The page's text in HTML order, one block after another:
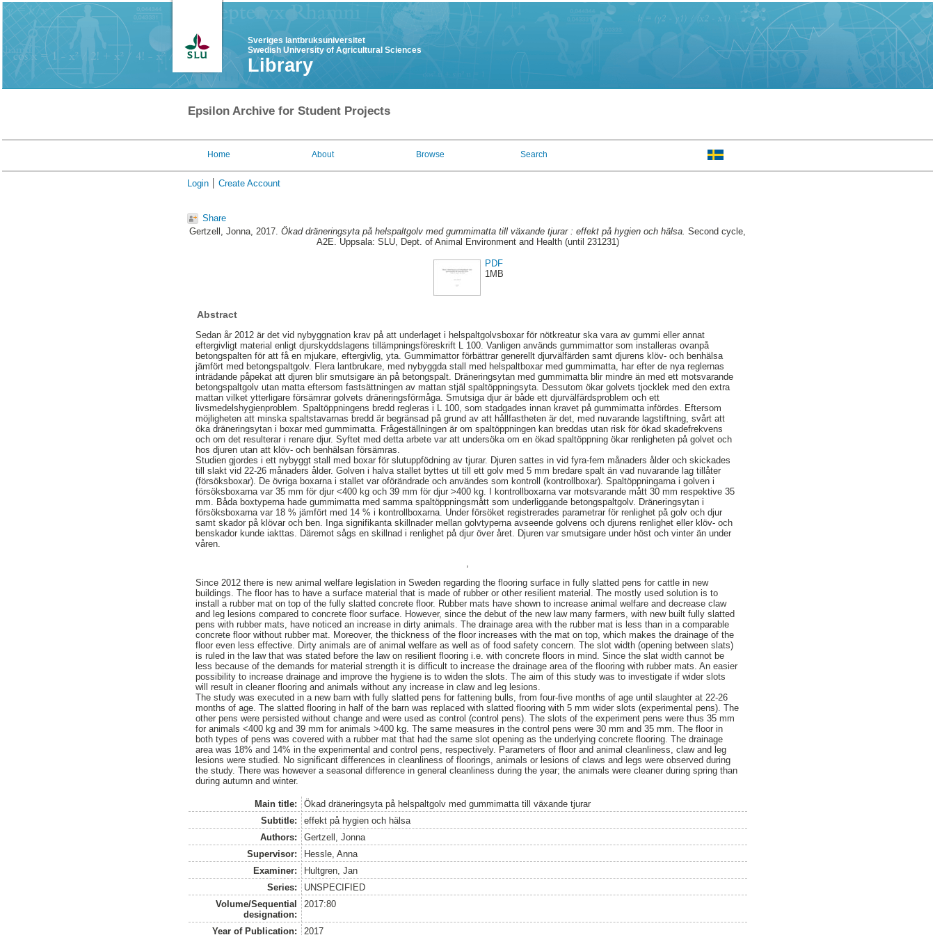
Sveriges lantbruksuniversitet
Swedish University of Agricultural Sciences
Library
Epsilon Archive for Student Projects
Home About Browse Search
Login Create Account
Share
Gertzell, Jonna, 2017. Ökad dräneringsyta på helspaltgolv med gummimatta till växande tjurar : effekt på hygien och hälsa. Second cycle,
A2E. Uppsala: SLU, Dept. of Animal Environment and Health (until 231231)
PDF
1MB
Abstract
Sedan år 2012 är det vid nybyggnation krav på att underlaget i helspaltgolvsboxar för nötkreatur ska vara av gummi eller annat
eftergivligt material enligt djurskyddslagens tillämpningsföreskrift L 100. Vanligen används gummimattor som installeras ovanpå
betongspalten för att få en mjukare, eftergivlig, yta. Gummimattor förbättrar generellt djurvälfärden samt djurens klöv- och benhälsa
jämfört med betongspaltgolv. Flera lantbrukare, med nybyggda stall med helspaltboxar med gummimatta, har efter de nya reglernas
inträdande påpekat att djuren blir smutsigare än på betongspalt. Dräneringsytan med gummimatta blir mindre än med ett motsvarande
betongspaltgolv utan matta eftersom fastsättningen av mattan stjäl spaltöppningsyta. Dessutom ökar golvets tjocklek med den extra
mattan vilket ytterligare försämrar golvets dräneringsförmåga. Smutsiga djur är både ett djurvälfärdsproblem och ett
livsmedelshygienproblem. Spaltöppningens bredd regleras i L 100, som stadgades innan kravet på gummimatta infördes. Eftersom
möjligheten att minska spaltstavarnas bredd är begränsad på grund av att hållfastheten är det, med nuvarande lagstiftning, svårt att
öka dräneringsytan i boxar med gummimatta. Frågeställningen är om spaltöppningen kan breddas utan risk för ökad skadefrekvens
och om det resulterar i renare djur. Syftet med detta arbete var att undersöka om en ökad spaltöppning ökar renligheten på golvet och
hos djuren utan att klöv- och benhälsan försämras.
Studien gjordes i ett nybyggt stall med boxar för slutuppfödning av tjurar. Djuren sattes in vid fyra-fem månaders ålder och skickades
till slakt vid 22-26 månaders ålder. Golven i halva stallet byttes ut till ett golv med 5 mm bredare spalt än vad nuvarande lag tillåter
(försöksboxar). De övriga boxarna i stallet var oförändrade och användes som kontroll (kontrollboxar). Spaltöppningarna i golven i
försöksboxarna var 35 mm för djur <400 kg och 39 mm för djur >400 kg. I kontrollboxarna var motsvarande mått 30 mm respektive 35
mm. Båda boxtyperna hade gummimatta med samma spaltöppningsmått som underliggande betongspaltgolv. Dräneringsytan i
försöksboxarna var 18 % jämfört med 14 % i kontrollboxarna. Under försöket registrerades parametrar för renlighet på golv och djur
samt skador på klövar och ben. Inga signifikanta skillnader mellan golvtyperna avseende golvens och djurens renlighet eller klöv- och
benskador kunde iakttas. Däremot sågs en skillnad i renlighet på djur över året. Djuren var smutsigare under höst och vinter än under
våren.
Since 2012 there is new animal welfare legislation in Sweden regarding the flooring surface in fully slatted pens for cattle in new
buildings. The floor has to have a surface material that is made of rubber or other resilient material. The mostly used solution is to
install a rubber mat on top of the fully slatted concrete floor. Rubber mats have shown to increase animal welfare and decrease claw
and leg lesions compared to concrete floor surface. However, since the debut of the new law many farmers, with new built fully slatted
pens with rubber mats, have noticed an increase in dirty animals. The drainage area with the rubber mat is less than in a comparable
concrete floor without rubber mat. Moreover, the thickness of the floor increases with the mat on top, which makes the drainage of the
floor even less effective. Dirty animals are of animal welfare as well as of food safety concern. The slot width (opening between slats)
is ruled in the law that was stated before the law on resilient flooring i.e. with concrete floors in mind. Since the slat width cannot be
less because of the demands for material strength it is difficult to increase the drainage area of the flooring with rubber mats. An easier
possibility to increase drainage and improve the hygiene is to widen the slots. The aim of this study was to investigate if wider slots
will result in cleaner flooring and animals without any increase in claw and leg lesions.
The study was executed in a new barn with fully slatted pens for fattening bulls, from four-five months of age until slaughter at 22-26
months of age. The slatted flooring in half of the barn was replaced with slatted flooring with 5 mm wider slots (experimental pens). The
other pens were persisted without change and were used as control (control pens). The slots of the experiment pens were thus 35 mm
for animals <400 kg and 39 mm for animals >400 kg. The same measures in the control pens were 30 mm and 35 mm. The floor in
both types of pens was covered with a rubber mat that had the same slot opening as the underlying concrete flooring. The drainage
area was 18% and 14% in the experimental and control pens, respectively. Parameters of floor and animal cleanliness, claw and leg
lesions were studied. No significant differences in cleanliness of floorings, animals or lesions of claws and legs were observed during
the study. There was however a seasonal difference in general cleanliness during the year; the animals were cleaner during spring than
during autumn and winter.
Main title:
Ökad dräneringsyta på helspaltgolv med gummimatta till växande tjurar
Subtitle:
effekt på hygien och hälsa
Authors:
Gertzell, Jonna
Supervisor:
Hessle, Anna
Examiner:
Hultgren, Jan
Series:
UNSPECIFIED
Volume/Sequential
designation:
2017:80
Year of Publication: 2017